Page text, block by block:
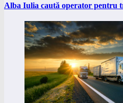
Alba Iulia caută operator pentru